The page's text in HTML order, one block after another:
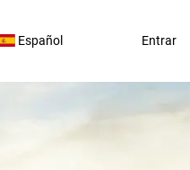
Español Entrar